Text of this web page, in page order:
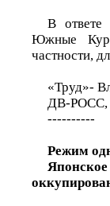
В ответе
Южные
частности,
«Труд»-
ДВ-РОСС,
----------
Режим